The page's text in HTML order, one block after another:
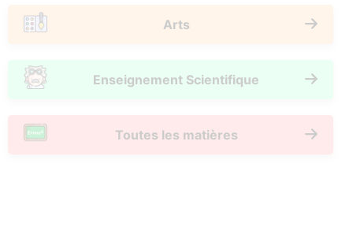
Arts
Enseignement Scientifique
Toutes les matières